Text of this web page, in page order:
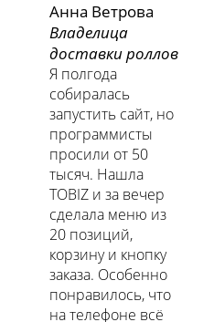
Анна Ветрова
Владелица
доставки роллов
Я полгода
собиралась
запустить сайт, но
программисты
просили от 50
тысяч. Нашла
TOBIZ и за вечер
сделала меню из
20 позиций,
корзину и кнопку
заказа. Особенно
понравилось, что
на телефоне всё